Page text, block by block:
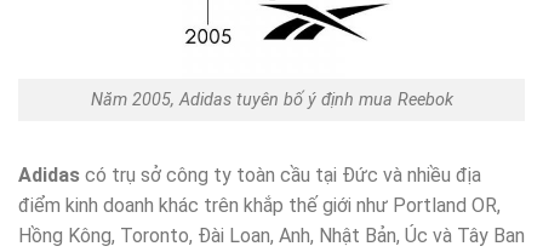
Năm 2005, Adidas tuyên bố ý định mua Reebok
Adidas có trụ sở công ty toàn cầu tại Đức và nhiều địa
điểm kinh doanh khác trên khắp thế giới như Portland OR,
Hồng Kông, Toronto, Đài Loan, Anh, Nhật Bản, Úc và Tây Ban